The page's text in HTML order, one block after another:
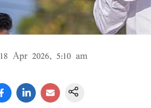
18 Apr 2026, 5:10 am